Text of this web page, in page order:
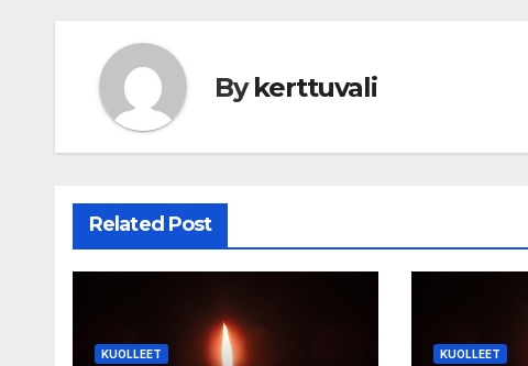
Bykerttuvali
Related Post
KUOLLEET KUOLLEET